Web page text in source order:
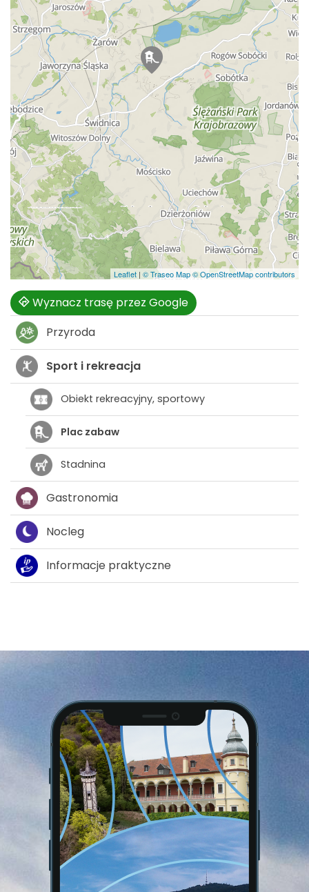
Leaflet | © Traseo Map© OpenStreetMap contributors
Wyznacz trasę przez Google
Przyroda
Sport i rekreacja
Obiekt rekreacyjny, sportowy
Plac zabaw
Stadnina
Gastronomia
Nocleg
Informacje praktyczne